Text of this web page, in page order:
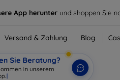
App herunter und shoppen Sie
Versand & Zahlung Blog
Sie Beratung?
in unserem
|